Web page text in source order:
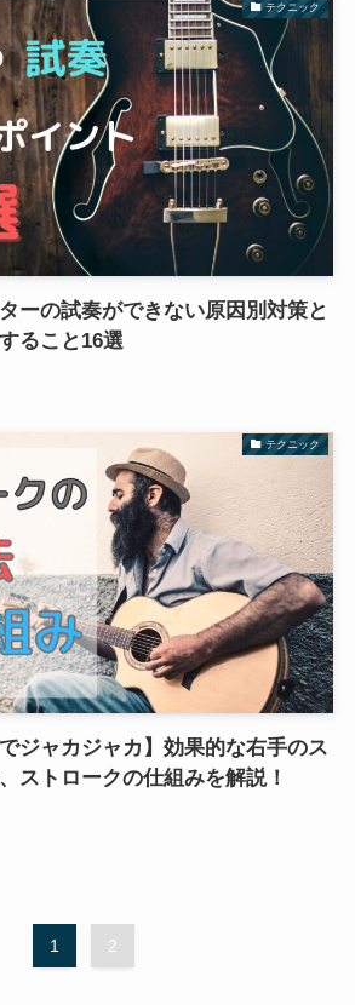
テクニック
ーの試奏ができない原因別対策と
ること16選
テクニック
ジャカジャカ】効果的な右手のス
ストロークの仕組みを解説！
1 2